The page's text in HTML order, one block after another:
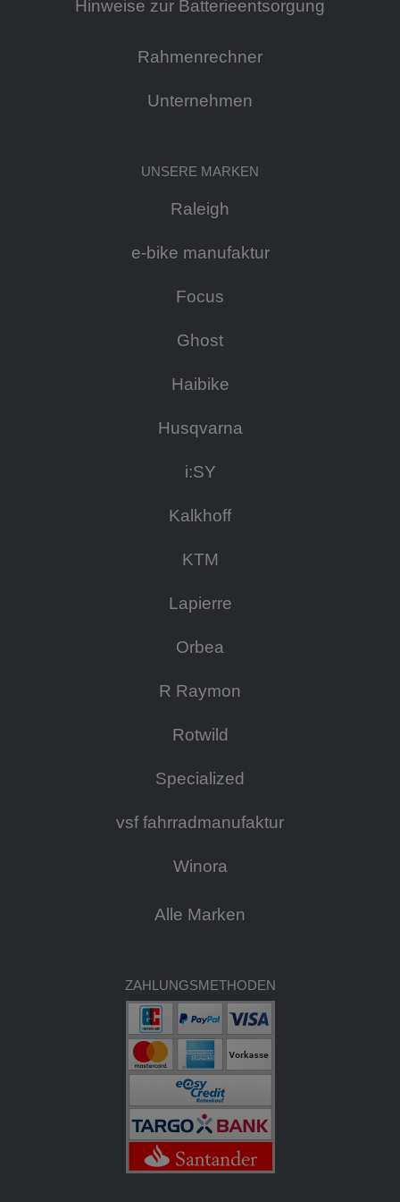
Hinweise zur Batterieentsorgung
Rahmenrechner
Unternehmen
UNSERE MARKEN
Raleigh
e-bike manufaktur
Focus
Ghost
Haibike
Husqvarna
i:SY
Kalkhoff
KTM
Lapierre
Orbea
R Raymon
Rotwild
Specialized
vsf fahrradmanufaktur
Winora
Alle Marken
ZAHLUNGSMETHODEN